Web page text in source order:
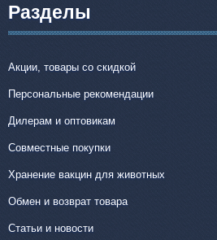
Разделы
Акции, товары со скидкой
Персональные рекомендации
Дилерам и оптовикам
Совместные покупки
Хранение вакцин для животных
Обмен и возврат товара
Статьи и новости